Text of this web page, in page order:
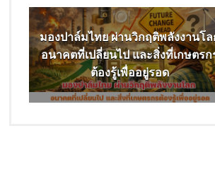
มองปาล์มไทย ผ่านวิกฤติพลังงานโ
อนาคตที่เปลี่ยนไป และสิ่งที่เกษตรก
ต้องรู้เพื่ออยู่รอด